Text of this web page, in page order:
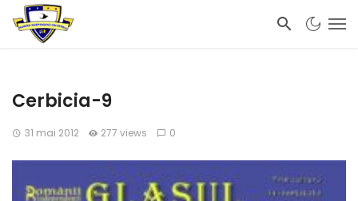
Cerbicia-9
31 mai 2012 277 views 0